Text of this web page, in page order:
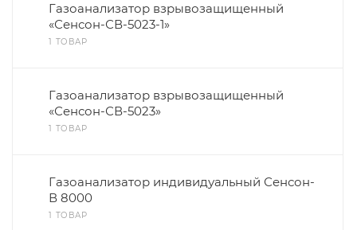
Газоанализатор взрывозащищенный
«Сенсон-СВ-5023-1»
1 ТОВАР
Газоанализатор взрывозащищенный
«Сенсон-СВ-5023»
1 ТОВАР
Газоанализатор индивидуальный Сенсон-
В 8000
1 ТОВАР